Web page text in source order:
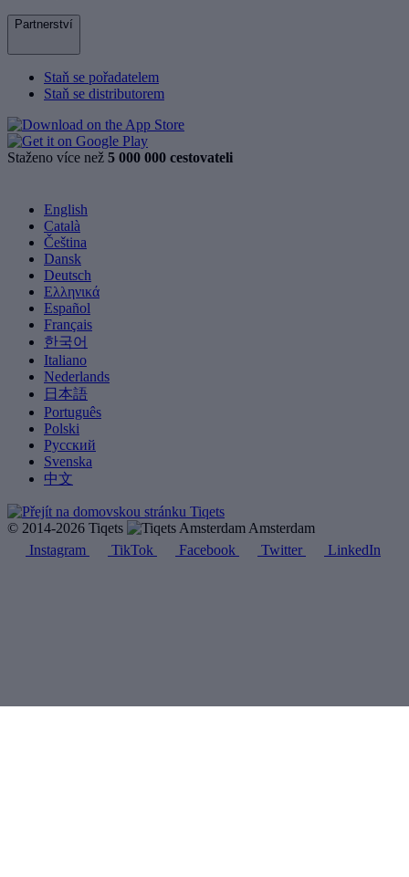
Partnerství
Staň se pořadatelem
Staň se distributorem
Staženo více než 5 000 000 cestovateli
English
Català
Čeština
Dansk
Deutsch
Ελληνικά
Español
Français
한국어
Italiano
Nederlands
日本語
Português
Polski
Русский
Svenska
中文
© 2014-2026 Tiqets
Amsterdam
Instagram
TikTok Facebook Twitter LinkedIn